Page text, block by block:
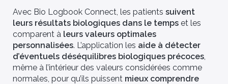
Avec Bio Logbook Connect, les patients suivent
leurs résultats biologiques dans le temps et les
comparent à leurs valeurs optimales
personnalisées. L’application les aide à détecter
d’éventuels déséquilibres biologiques précoces
même à l’intérieur des valeurs considérées comme
normales, pour qu’ils puissent mieux comprendre